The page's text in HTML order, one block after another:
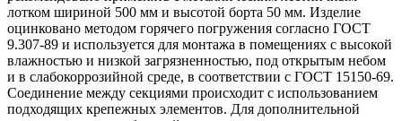
лотком шириной 500 мм и высотой борта 50 мм. Изделие
оцинковано методом горячего погружения согласно ГОСТ
9.307-89 и используется для монтажа в помещениях с высокой
влажностью и низкой загрязненностью, под открытым небом
и в слабокоррозийной среде, в соответствии с ГОСТ 15150-69.
Соединение между секциями происходит с использованием
подходящих крепежных элементов. Для дополнительной